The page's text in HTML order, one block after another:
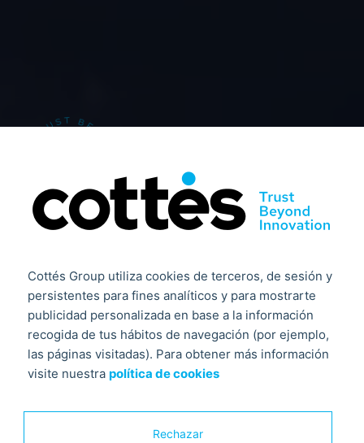
futuro
garantizando un
presente más
seguro
Cottés Group utiliza cookies de terceros, de sesión y
persistentes para fines analíticos y para mostrarte
publicidad personalizada en base a la información
recogida de tus hábitos de navegación (por ejemplo,
las páginas visitadas). Para obtener más información
visite nuestra política de cookies
Rechazar